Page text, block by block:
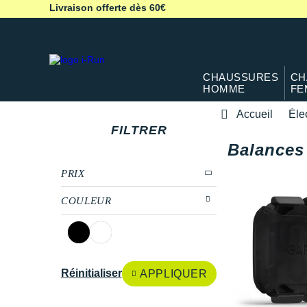
Livraison offerte dès 60€
CHAUSSURES
HOMME
Accueil
FILTRER
PRIX
COULEUR
Réinitialiser APPLIQUER